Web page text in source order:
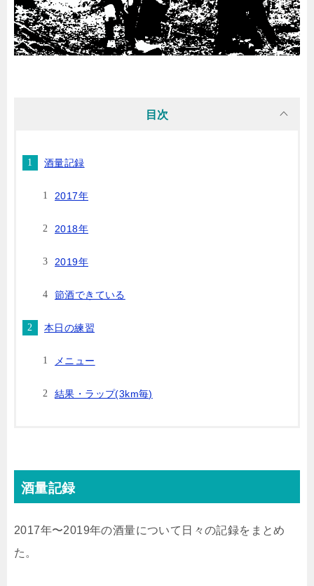
目次
酒量記録
2017年
2018年
2019年
節酒できている
本日の練習
メニュー
結果・ラップ(3km毎)
酒量記録
2017年〜2019年の酒量について日々の記録をまとめ
た。